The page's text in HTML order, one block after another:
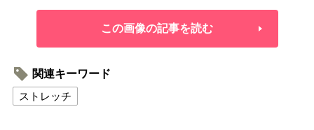
この画像の記事を読む
関連キーワード
ストレッチ